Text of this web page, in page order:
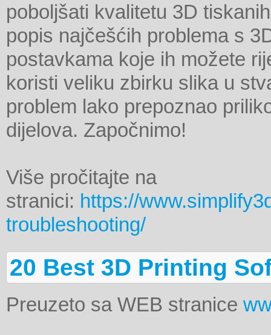
poboljšati kvalitetu 3D
popis najčešćih problema s
postavkama koje ih možete
koristi veliku zbirku slika u
problem lako prepoznao
dijelova. Započnimo!
Više pročitajte na
stranici: https://
troubleshooting/
20 Best 3D Printing
Preuzeto sa WEB stranice